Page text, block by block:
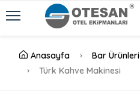
Anasayfa Bar Ürünleri
Türk Kahve Makinesi